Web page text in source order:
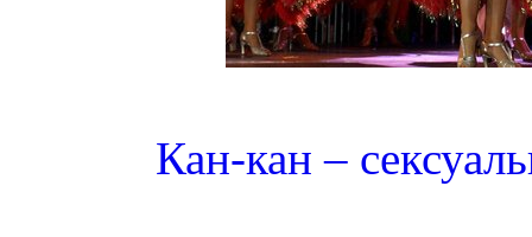
Кан-кан –